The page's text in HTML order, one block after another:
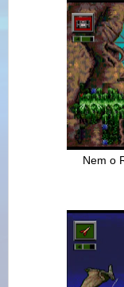
Nem o